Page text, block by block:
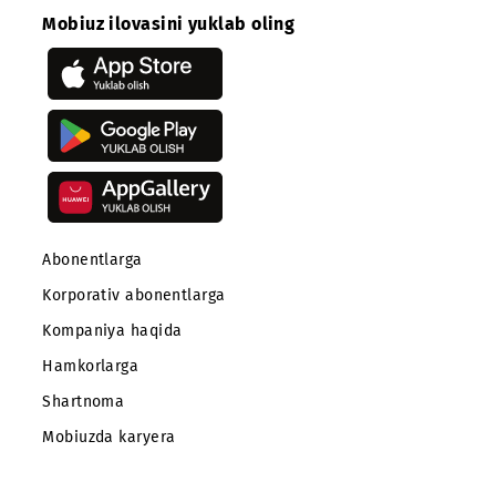
qilish shartlari.
Bu holatda raqamning taqdim qilingan chegirma
qiymati HISOBLANMAYDI.
Aksiya doirasida ulangan, raqamning egasini o‘zgartirish:
«Raqamni egasini o‘zgartish» xizmati aksiya davrida
maxsus kategoriyadagi raqamlar uchun yangi egasiga
belgilangan xizmat shartlariga muvofiq amalga
«Raqam egasini o‘zgartirishda» aksiya doirasidagi
hisoblanmaydi.
o‘zgartirishgacha kerakli miqdorda abonent to‘lovlari
abonentga raqamni ulash uchun berilgan chegirma
Agar amaldagi abonent belgilangan summani to‘lashdan
tortsa, "Raqamni qayta ro‘yxatdan o‘tkazish" xizmati